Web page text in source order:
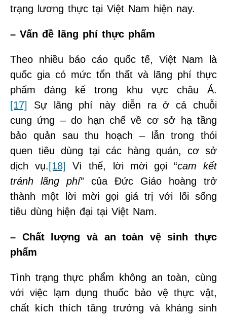
trạng lương thực tại Việt Nam hiện nay.
– Vấn đề lãng phí thực phẩm
Theo nhiều báo cáo quốc tế, Việt Nam là
quốc gia có mức tổn thất và lãng phí thực
phẩm đáng kể trong khu vực châu Á.
[17]
Sự lãng phí này diễn ra ở cả chuỗi
cung ứng – do hạn chế về cơ sở hạ tầng
bảo quản sau thu hoạch – lẫn trong thói
quen tiêu dùng tại các hàng quán, cơ sở
dịch vụ. [18] Vì thế, lời mời gọi “cam kết
tránh lãng phí” của Đức Giáo hoàng trở
thành một lời mời gọi giá trị với lối sống
tiêu dùng hiện đại tại Việt Nam.
– Chất lượng và an toàn vệ sinh thực
phẩm
Tình trạng thực phẩm không an toàn, cùng
với việc lạm dụng thuốc bảo vệ thực vật,
chất kích thích tăng trưởng và kháng sinh